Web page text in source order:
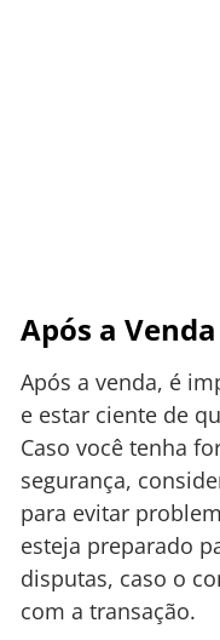
Após a Venda
Após a venda, é
e estar ciente de
Caso você tenha
segurança,
para evitar
esteja preparado
disputas, caso o
com a transação.